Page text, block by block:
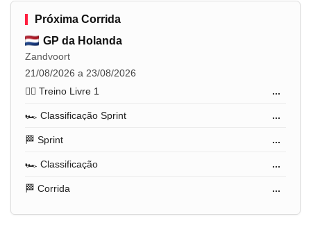
Próxima Corrida
GP da Holanda
Zandvoort
21/08/2026 a 23/08/2026
🏋️‍♂️ Treino Livre 1
...
🏎️ Classificação Sprint ...
🏁 Sprint ...
🏎️ Classificação ...
🏁 Corrida ...